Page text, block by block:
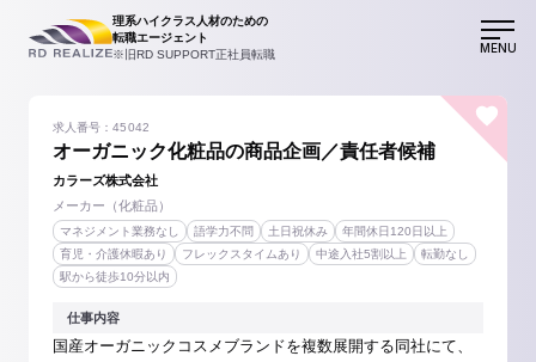
理系ハイクラス人材のための
転職エージェント
※旧RD SUPPORT正社員転職
MENU
オーガニック化粧品の商品企画／責任者候補
求人番号：45042
カラーズ株式会社
メーカー（化粧品）
マネジメント業務なし 語学力不問 土日祝休み
年間休日120日以上
育児・介護休暇あり
フレックスタイムあり 中途入社5割以上
転勤なし
駅から徒歩10分以内
仕事内容
国産オーガニックコスメブランドを複数展開する同社にて、